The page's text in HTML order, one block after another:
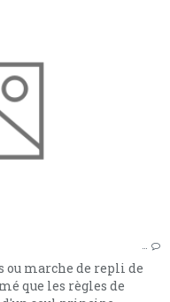
…
ou marche de repli de
que les règles de